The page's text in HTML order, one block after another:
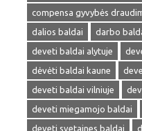
compensa gyvybės
dalios baldai
darbo
deveti baldai alytuje
dėvėti baldai kaune
deveti baldai vilniuje
deveti miegamojo baldai
deveti svetaines baldai